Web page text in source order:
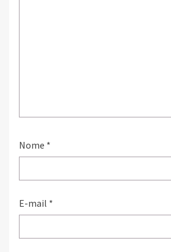
Nome *
E-mail *